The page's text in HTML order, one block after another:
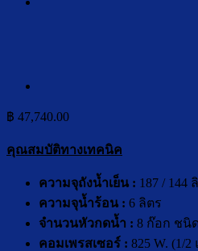
฿ 47,740.00
คุณสมบัติทางเทคนิค
ความจุถังน้ำเย็น : 187 / 144
ความจุน้ำร้อน : 6 ลิตร
จำนวนหัวกดน้ำ : 8 ก๊อก ชนิ
คอมเพรสเซอร์ : 825 W. (1/